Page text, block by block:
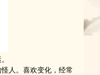
人。喜欢变化，经常